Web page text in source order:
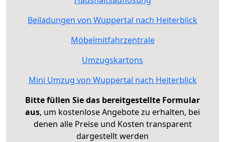
Beiladungen von Wuppertal nach Heiterblick
Möbelmitfahrzentrale
Umzugskartons
Mini Umzug von Wuppertal nach Heiterblick
Bitte füllen Sie das bereitgestellte Formular
aus, um kostenlose Angebote zu erhalten, bei
denen alle Preise und Kosten transparent
dargestellt werden